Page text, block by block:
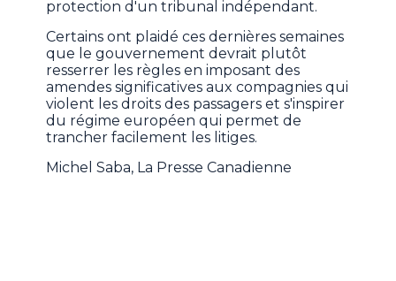
protection d'un tribunal indépendant.
Certains ont plaidé ces dernières semaines
que le gouvernement devrait plutôt
resserrer les règles en imposant des
amendes significatives aux compagnies qui
violent les droits des passagers et s'inspirer
du régime européen qui permet de
trancher facilement les litiges.
Michel Saba, La Presse Canadienne